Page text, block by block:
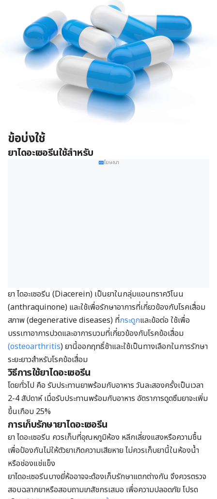
ข้อบ่งใช้
ยาไดอะเซอรีนใช้สำหรับ
โฆษณา
ยา ไดอะเซอรีน (Diacerein) เป็นยาในกลุ่มแอนทราควิโนน
(anthraquinone) และใช้เพื่อรักษาอาการที่เกี่ยวข้องกับโรคเสื่อม
สภาพ (degenerative diseases) ที่กระดูกและข้อต่อ ใช้เพื่อ
บรรเทาอาการปวดและอาการบวมที่เกี่ยวข้องกับโรคข้อเสื่อม
(osteoarthritis) ยานี้ออกฤทธิ์ช้าและใช้เป็นทางเลือกในการรักษา
ระยะยาวสำหรับโรคข้อเสื่อม
วิธีการใช้ยาไดอะเซอรีน
โดยทั่วไป คือ รับประทานยาพร้อมกับอาหาร วันละสองครั้งเป็นเวลา
2-4 สัปดาห์ เมื่อรับประทานพร้อมกับอาหาร อัตราการดูดซึมยาจะเพิ่ม
ขึ้นเกือบ 25%
การเก็บรักษายาไดอะเซอรีน
ยา ไดอะเซอรีน ควรเก็บที่อุณหภูมิห้อง หลีกเลี่ยงแสงหรือความชื้น
เพื่อป้องกันไม่ให้ตัวยาเกิดความเสียหาย ไม่ควรเก็บยานี้ในห้องน้ำ
หรือช่องแช่แข็ง
ยาไดอะเซอรีนบางยี่ห้ออาจจะต้องเก็บรักษาแตกต่างกัน จึงควรตรวจ
สอบฉลากยาหรือสอบถามเภสัชกรเสมอ เพื่อความปลอดภัย โปรด